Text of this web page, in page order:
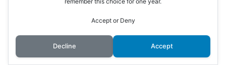
佐々木小次郎
Accept or Deny
Decline Accept